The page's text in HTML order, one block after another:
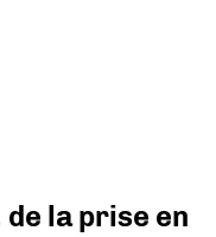
de la prise en